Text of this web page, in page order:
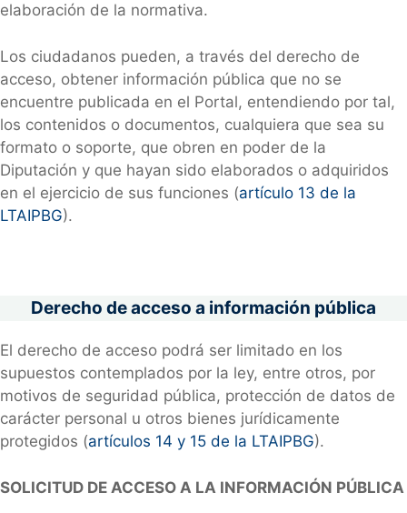
elaboración de la normativa.
Los ciudadanos pueden, a través del derecho de
acceso, obtener información pública que no se
encuentre publicada en el Portal, entendiendo por tal,
los contenidos o documentos, cualquiera que sea su
formato o soporte, que obren en poder de la
Diputación y que hayan sido elaborados o adquiridos
en el ejercicio de sus funciones (artículo 13 de la
LTAIPBG).
Derecho de acceso a información pública
El derecho de acceso podrá ser limitado en los
supuestos contemplados por la ley, entre otros, por
motivos de seguridad pública, protección de datos de
carácter personal u otros bienes jurídicamente
protegidos (artículos 14 y 15 de la LTAIPBG).
SOLICITUD DE ACCESO A LA INFORMACIÓN PÚBLICA